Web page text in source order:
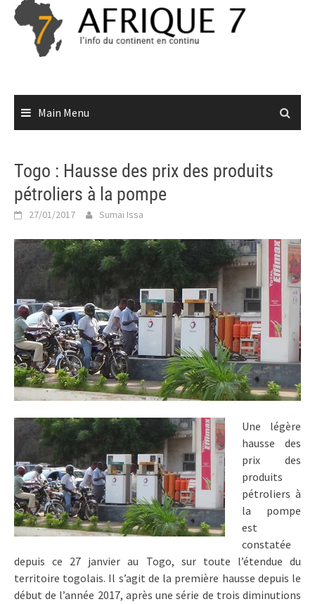
Skip
content
Main Menu
Togo : Hausse des prix des produits
pétroliers à la pompe
27/01/2017 Sumai Issa
Une légère
hausse des
prix des
produits
pétroliers à
la pompe
est
constatée
depuis ce 27 janvier au Togo, sur toute l’étendue du
territoire togolais. Il s’agit de la première hausse depuis le
début de l’année 2017, après une série de trois diminutions